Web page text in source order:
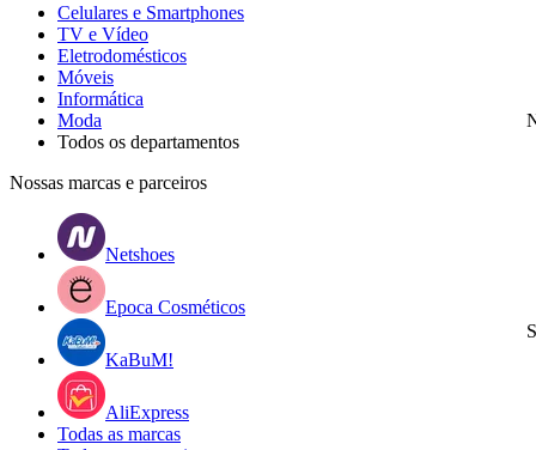
Celulares e Smartphones
TV e Vídeo
Eletrodomésticos
Móveis
Informática
Moda
Todos os departamentos
Nossas marcas e parceiros
Netshoes
Epoca Cosméticos
KaBuM!
AliExpress
Todas as marcas